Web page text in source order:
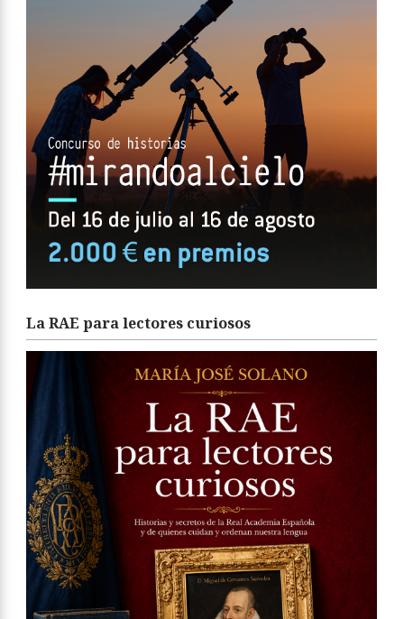
La RAE para lectores curiosos